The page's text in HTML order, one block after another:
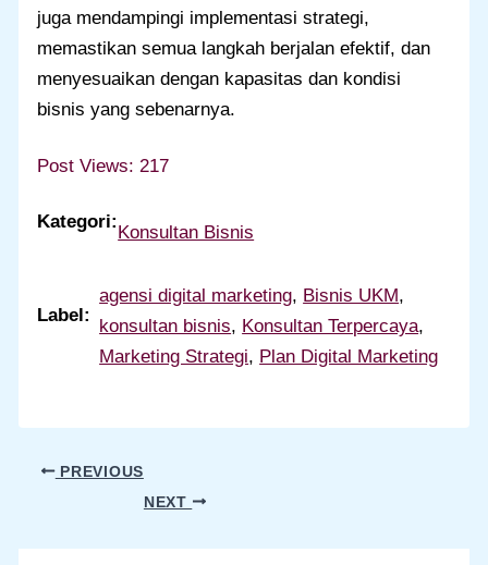
juga mendampingi implementasi strategi,
memastikan semua langkah berjalan efektif, dan
menyesuaikan dengan kapasitas dan kondisi
bisnis yang sebenarnya.
Post Views: 217
Kategori:
Konsultan Bisnis
Label:
agensi digital marketing, Bisnis UKM
konsultan bisnis, Konsultan Terpercaya
Marketing Strategi, Plan Digital Marketing
PREVIOUS
NEXT